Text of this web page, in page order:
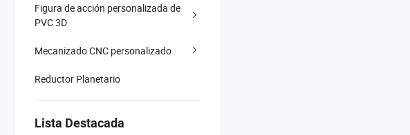
Figura de acción personalizada de
PVC 3D
Mecanizado CNC personalizado
Reductor Planetario
Lista Destacada